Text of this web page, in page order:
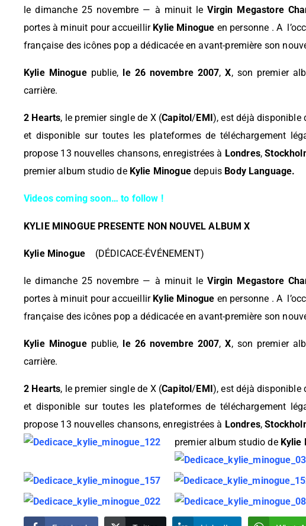
le dimanche 25 novembre — à minuit leVirgin Megastore
portes à minuit pour accueillir Kylie Minogue en personne . A
française des icônes pop a dédicacée en avant-première son
Kylie Minoguepublie, le 26 novembre 2007,X, son premier
carrière.
2 Hearts, le premier single de X (Capitol/ EMI ), est déjà disponible
et disponible sur toutes les plateformes de téléchargement
propose 13 nouvelles chansons, enregistrées à Londres,
premier album studio de Kylie Minoguedepuis Body Language.
Videos coming soon… to follow !
KYLIE MINOGUE PRESENTE NON NOUVEL ALBUM X
Kylie Minogue (DÉDICACE-ÉVÉNEMENT)
le dimanche 25 novembre — à minuit leVirgin Megastore
portes à minuit pour accueillir Kylie Minogue en personne . A
française des icônes pop a dédicacée en avant-première son
Kylie Minoguepublie, le 26 novembre 2007,X, son premier
carrière.
2 Hearts, le premier single de X (Capitol/ EMI ), est déjà disponible
et disponible sur toutes les plateformes de téléchargement
propose 13 nouvelles chansons, enregistrées à Londres,
premier album studio de Kylie